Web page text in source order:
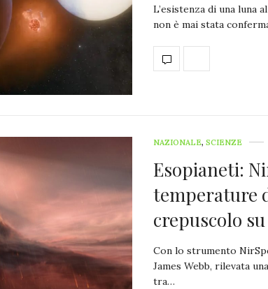
L’esistenza di una luna
non è mai stata
NAZIONALE, SCIENZE
Esopianeti:
temperature
crepuscolo
Con lo strumento
James Webb, rilevata
tra…